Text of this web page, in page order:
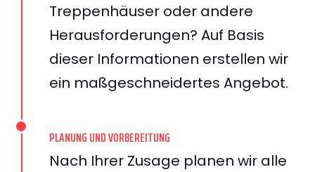
Treppenhäuser oder andere
Herausforderungen? Auf Basis
dieser Informationen erstellen wir
ein maßgeschneidertes Angebot.
PLANUNG UND VORBEREITUNG
Nach Ihrer Zusage planen wir alle